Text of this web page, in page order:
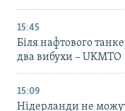
15:45
Біля нафтового
два вибухи – UKMTO
15:09
Нідерланди не